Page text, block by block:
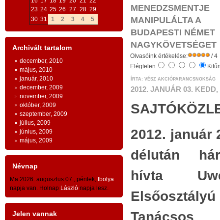
ESZMEI ALAPOK:
AZ INGYENESSÉG
- az emberi egzisztencia és a
gazdaság létfeltételeinek
ingyenessége
a természeti világ és az
emberi kultúra és civilizáció szintjein
- az ingyenesség
közösségijellege: az
emberiség
kapta az ingyen
adottságokat és adományokat -
- ingyenesség és tartozástudat -
ATESTVÉRISÉG
1.
23 24 25 26 27 28 29
30 31 1 2 3 4 5
Archivált tartalom
december, 2010
május, 2010
január, 2010
december, 2009
november, 2009
október, 2009
szeptember, 2009
július, 2009
június, 2009
május, 2009
Névnap
Ma 2026. augusztus 07., péntek, Ibolya
napja van. Holnap László napja lesz.
Jelen vannak
MENEDZSMENTJE
MANIPULÁLTA A
BUDAPESTI NÉMET
NAGYKÖVETSÉGET
Olvasóink értékelése:
/ 4
Elégtelen
ÍRTA: VÉSZ AKCIÓPARANCSNOKSÁG
2012. JANUÁR 03. KEDD,
2012. január
délután
hívta